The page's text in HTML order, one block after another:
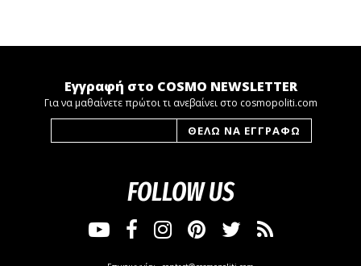
Εγγραφή στο COSMO NEWSLETTER
Για να μαθαίνετε πρώτοι τι ανεβαίνει στο cosmopoliti.com
FOLLOW US